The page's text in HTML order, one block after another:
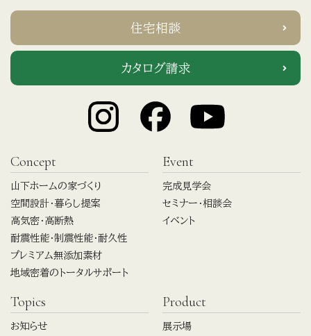
住宅相談
カタログ請求
Concept
山下ホームの家づくり
空間設計・暮らし提案
高気密・高断熱
耐震性能・制震性能・耐久性
プレミアム無添加素材
地域密着のトータルサポート
Event
完成見学会
セミナー・相談会
イベント
Topics
お知らせ
Product
展示場